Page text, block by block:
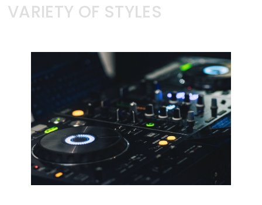
VARIETY OF STYLES